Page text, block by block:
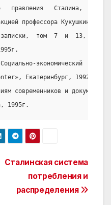
правления   Сталина,
профессора Кукушкина,
том  7  и  13,
экономический  и
Екатеринбург, 1992г.
современников и
1995г.
Сталинская система
потребления и
распределения